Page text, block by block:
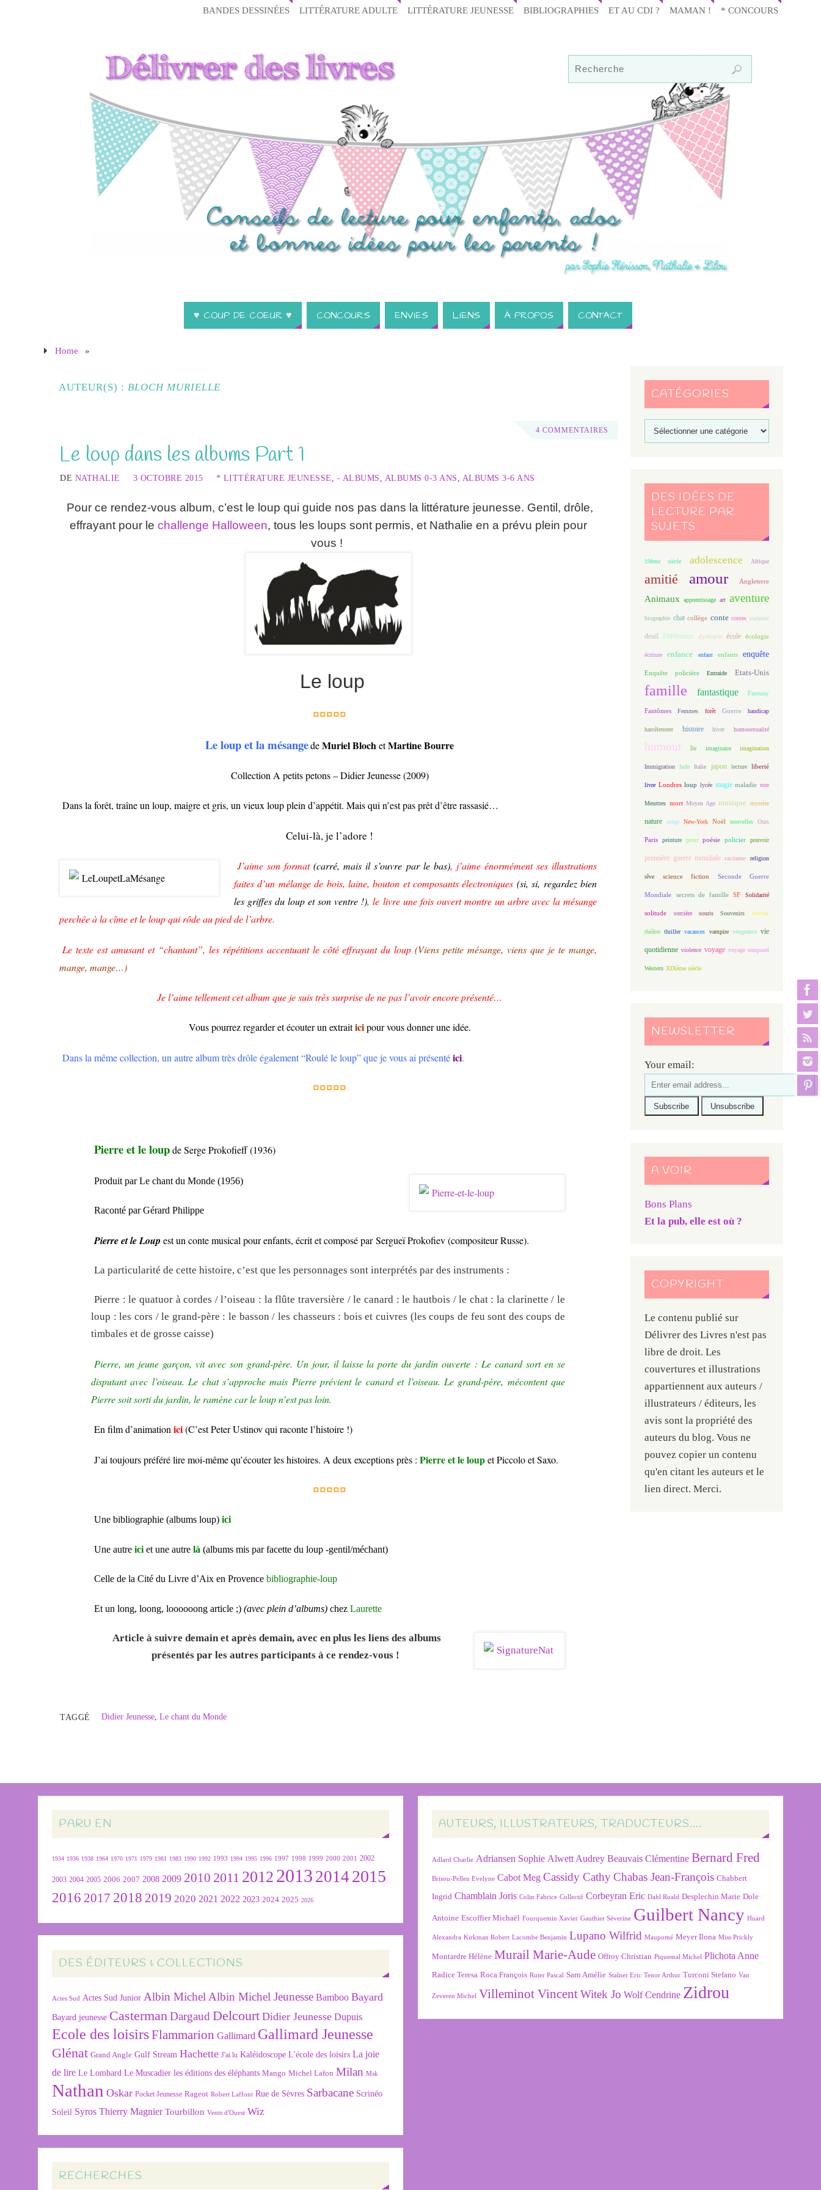
BANDES DESSINÉES LITTÉRATURE ADULTE LITTÉRATURE JEUNESSE BIBLIOGRAPHIES ET AU CDI ? MAMAN ! * CONCOURS
♥ COUP DE COEUR ♥ CONCOURS ENVIES LIENS À PROPOS CONTACT
Home »
AUTEUR(S) : BLOCH MURIELLE
4 COMMENTAIRES
Le loup dans les albums Part 1
DE NATHALIE 3 OCTOBRE 2015 * LITTÉRATURE JEUNESSE - ALBUMS ALBUMS 0-3 ANS ALBUMS 3-6 ANS
Pour ce rendez-vous album, c’est le loup qui guide nos pas dans la littérature jeunesse. Gentil, drôle,
effrayant pour le challenge Halloween, tous les loups sont permis, et Nathalie en a prévu plein pour
vous !
Le loup
¤¤¤¤¤
Le loup et la mésangedeMuriel Bloch etMartine Bourre
Collection A petits petons – Didier Jeunesse (2009)
Dans la forêt, traîne un loup, maigre et gris, un vieux loup plein d’appétit. Mais qui n’est pas prêt d’être rassasié…
Celui-là, je l’adore !
J’aime son format(carré, mais il s’ouvre par le bas), j’aime énormément ses illustrations
faites d’un mélange de bois, laine, bouton et composants électroniques (si, si, regardez bien
les griffes duloup et son ventre !), le livre une fois ouvert montre un arbre avec la mésange
perchée à la cîme et le loup qui rôde au pied de l’arbre.
Le texte est amusant et “chantant”, les répétitions accentuant le côté effrayant du loup(Viens petite mésange, viens que je te mange,
mange, mange…)
Je l’aime tellement cet album que je suis très surprise de ne pas l’avoir encore présenté…
Vous pourrez regarder et écouter un extraiticipour vous donner une idée.
Dans la même collection, un autre album très drôle également “Roulé le loup” que je vous ai présentéici.
¤¤¤¤¤
Pierre et le loupde Serge Prokofieff (1936)
Produit par Le chant du Monde (1956)
Raconté par Gérard Philippe
Pierre et le Loup est un conte musical pour enfants, écrit et composé par Sergueï Prokofiev (compositeur Russe).
La particularité de cette histoire, c’est que les personnages sont interprétés par des instruments :
Pierre : le quatuor à cordes / l’oiseau : la flûte traversière / le canard : le hautbois / le chat : la clarinette / le
loup : les cors / le grand-père : le basson / les chasseurs : bois et cuivres (les coups de feu sont des coups de
timbales et de grosse caisse)
Pierre, un jeune garçon, vit avec son grand-père. Un jour, il laisse la porte du jardin ouverte : Le canard sort en se
disputant avec l’oiseau. Le chat s’approche mais Pierre prévient le canard et l’oiseau. Le grand-père, mécontent que
Pierre soit sorti du jardin, le ramène car le loup n’est pas loin.
En film d’animationici(C’est Peter Ustinov qui raconte l’histoire !)
J’ai toujours préféré lire moi-même qu’écouter les histoires. A deux exceptions près : Pierre et le loupet Piccolo et Saxo.
¤¤¤¤¤
Une bibliographie (albums loup) ici
Une autre ici et une autre là (albums mis par facette du loup -gentil/méchant)
Celle de la Cité du Livre d’Aix en Provence bibliographie-loup
Et un long, loong, loooooong article ;) (avec plein d’albums) chez Laurette
Article à suivre demain et après demain, avec en plus les liens des albums
présentés par les autres participants à ce rendez-vous !
TAGGÉ Didier Jeunesse, Le chant du Monde
CATÉGORIES
DES IDÉES DE
LECTURE PAR
SUJETS
19ème siècle adolescence Afrique
amitié amour Angleterre
Animaux apprentissage art aventure
biographie chat collège conte contes cuisine
deuil Différence dystopie école écologie
écriture enfance enfant enfants enquête
Enquête policière Entraide Etats-Unis
famille fantastique Fantasy
Fantômes Femmes forêt Guerre handicap
harcèlement histoire hiver homosexualité
humour île imaginaire imagination
Immigration Inde Italie japon lecture liberté
livre Londres loup lycée magie maladie mer
Meurtres mort Moyen Age musique mystère
nature neige New-York Noël nouvelles Ours
Paris peinture peur poésie policier pouvoir
première guerre mondiale racisme religion
rêve science fiction Seconde Guerre
Mondiale secrets de famille SF Solidarité
solitude sorcière souris Souvenirs survie
théâtre thriller vacances vampire vengeance vie
quotidienne violence voyage voyage temporel
Western XIXème siècle
NEWSLETTER
Your email:
A VOIR
Bons Plans
Et la pub, elle est où ?
COPYRIGHT
Le contenu publié sur
Délivrer des Livres n'est pas
libre de droit. Les
couvertures et illustrations
appartiennent aux auteurs /
illustrateurs / éditeurs, les
avis sont la propriété des
auteurs du blog. Vous ne
pouvez copier un contenu
qu'en citant les auteurs et le
lien direct. Merci.
PARU EN
1934 1936 1938 1964 1970 1971 1979 1981 1983 1990 1992 1993 1994 1995 1996 1997 1998 1999 2000 2001 2002
2003 2004 2005 2006 2007 2008 2009 2010 2011 2012 2013 2014 2015
2016 2017 2018 2019 2020 2021 2022 2023 2024 2025 2026
DES ÉDITEURS & COLLECTIONS
Actes Sud Actes Sud Junior Albin Michel Albin Michel Jeunesse Bamboo Bayard
Bayard jeunesse CastermanDargaud Delcourt Didier Jeunesse Dupuis
Ecole des loisirsFlammarion Gallimard Gallimard Jeunesse
Glénat Grand Angle Gulf Stream Hachette J'ai lu Kaléidoscope L'école des loisirs La joie
de lire Le Lombard Le Muscadier les éditions des éléphants Mango Michel Lafon Milan Msk
Nathan Oskar Pocket Jeunesse Rageot Robert Laffont Rue de Sèvres Sarbacane Scrinéo
Soleil Syros Thierry Magnier Tourbillon Vents d'Ouest Wiz
RECHERCHES
AUTEURS, ILLUSTRATEURS, TRADUCTEURS….
Adlard Charlie Adriansen Sophie Alwett Audrey Beauvais Clémentine Bernard Fred
Brisou-Pellen Evelyne Cabot Meg Cassidy Cathy Chabas Jean-François Chabbert
Ingrid Chamblain Joris Colin Fabrice Collectif Corbeyran Eric Dahl Roald Desplechin Marie Dole
Antoine Escoffier Michaël Fourquemin Xavier Gauthier Séverine Guilbert Nancy Huard
Alexandra Kirkman Robert Lacombe Benjamin Lupano Wilfrid Maupomé Meyer Ilona Miss Prickly
Montardre Hélène Murail Marie-Aude Offroy Christian Piquemal Michel Plichota Anne
Radice Teresa Roca François Ruter Pascal Sarn Amélie Stalner Eric Tenor Arthur Turconi Stefano Van
Zeveren Michel Villeminot Vincent Witek Jo Wolf Cendrine Zidrou